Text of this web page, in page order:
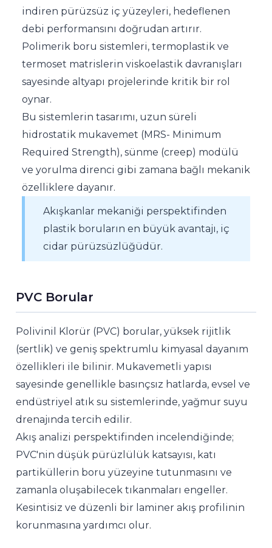
indiren pürüzsüz iç yüzeyleri, hedeflenen
debi performansını doğrudan artırır.
Polimerik boru sistemleri, termoplastik ve
termoset matrislerin viskoelastik davranışları
sayesinde altyapı projelerinde kritik bir rol
oynar.
Bu sistemlerin tasarımı, uzun süreli
hidrostatik mukavemet (MRS- Minimum
Required Strength), sünme (creep) modülü
ve yorulma direnci gibi zamana bağlı mekanik
özelliklere dayanır.
Akışkanlar mekaniği perspektifinden
plastik boruların en büyük avantajı, iç
cidar pürüzsüzlüğüdür.
PVC Borular
Polivinil Klorür (PVC) borular, yüksek rijitlik
(sertlik) ve geniş spektrumlu kimyasal dayanım
özellikleri ile bilinir. Mukavemetli yapısı
sayesinde genellikle basınçsız hatlarda, evsel ve
endüstriyel atık su sistemlerinde, yağmur suyu
drenajında tercih edilir.
Akış analizi perspektifinden incelendiğinde;
PVC'nin düşük pürüzlülük katsayısı, katı
partiküllerin boru yüzeyine tutunmasını ve
zamanla oluşabilecek tıkanmaları engeller.
Kesintisiz ve düzenli bir laminer akış profilinin
korunmasına yardımcı olur.